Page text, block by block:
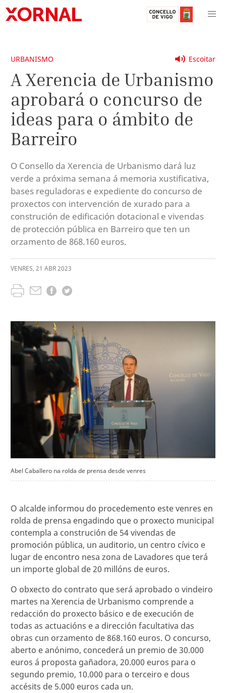
Escoitar
URBANISMO
A Xerencia de Urbanismo
aprobará o concurso de
ideas para o ámbito de
Barreiro
O Consello da Xerencia de Urbanismo dará luz
verde a próxima semana á memoria xustificativa,
bases reguladoras e expediente do concurso de
proxectos con intervención de xurado para a
construción de edificación dotacional e vivendas
de protección pública en Barreiro que ten un
orzamento de 868.160 euros.
VENRES, 21 ABR2023
Abel Caballero na rolda de prensa desde venres
O alcalde informou do procedemento este venres en
rolda de prensa engadindo que o proxecto municipal
contempla a construción de 54 vivendas de
promoción pública, un auditorio, un centro cívico e
lugar de encontro nesa zona de Lavadores que terá
un importe global de 20 millóns de euros.
O obxecto do contrato que será aprobado o vindeiro
martes na Xerencia de Urbanismo comprende a
redacción do proxecto básico e de execución de
todas as actuacións e a dirección facultativa das
obras cun orzamento de 868.160 euros. O concurso,
aberto e anónimo, concederá un premio de 30.000
euros á proposta gañadora, 20.000 euros para o
segundo premio, 10.000 para o terceiro e dous
accésits de 5.000 euros cada un.